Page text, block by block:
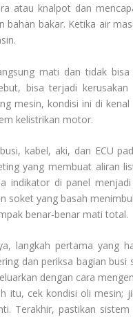
atau knalpot dan
bahan bakar. Ketika air
mati dan tidak
bisa terjadi
mesin, kondisi ini di
kelistrikan motor.
kabel, aki, dan ECU
yang membuat aliran
indikator di panel
soket yang basah
benar-benar mati total.
langkah pertama yang
dan periksa bagian busi
dengan cara
itu, cek kondisi oli mesin;
Terakhir, pastikan